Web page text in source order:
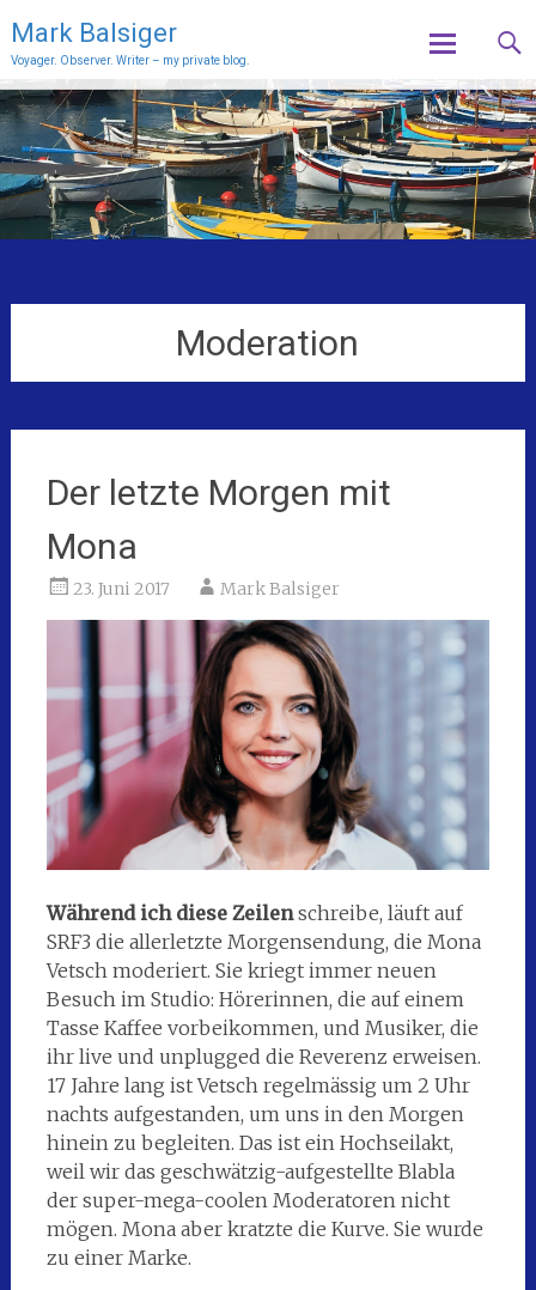
Mark Balsiger
Voyager. Observer. Writer – my private blog.
to
content
Moderation
Der letzte Morgen mit
Mona
23. Juni 2017 Mark Balsiger
Während ich diese Zeilenschreibe, läuft auf
SRF3 die allerletzte Morgensendung, die Mona
Vetsch moderiert. Sie kriegt immer neuen
Besuch im Studio: Hörerinnen, die auf einem
Tasse Kaffee vorbeikommen, und Musiker, die
ihr live und unplugged die Reverenz erweisen.
17 Jahre lang ist Vetsch regelmässig um 2 Uhr
nachts aufgestanden, um uns in den Morgen
hinein zu begleiten. Das ist ein Hochseilakt,
weil wir das geschwätzig-aufgestellte Blabla
der super-mega-coolen Moderatoren nicht
mögen. Mona aber kratzte die Kurve. Sie wurde
zu einer Marke.